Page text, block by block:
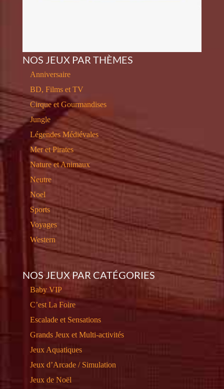
NOS JEUX PAR THÈMES
Anniversaire
BD, Films et TV
Cirque et Gourmandises
Jungle
Légendes Médiévales
Mer et Pirates
Nature et Animaux
Neutre
Noel
Sports
Voyages
Western
NOS JEUX PAR CATÉGORIES
Baby VIP
C’est La Foire
Escalade et Sensations
Grands Jeux et Multi-activités
Jeux Aquatiques
Jeux d’Arcade / Simulation
Jeux de Noël